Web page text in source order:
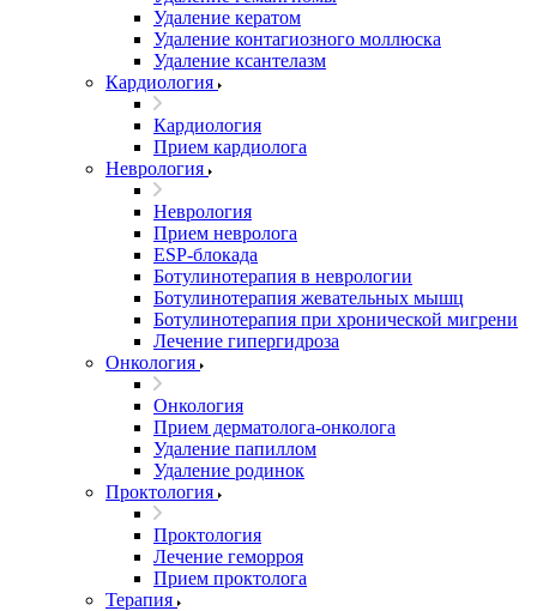
Удаление кератом
Удаление контагиозного моллюска
Удаление ксантелазм
Кардиология
Кардиология
Прием кардиолога
Неврология
Неврология
Прием невролога
ESP-блокада
Ботулинотерапия в неврологии
Ботулинотерапия жевательных мышц
Ботулинотерапия при хронической мигрени
Лечение гипергидроза
Онкология
Онкология
Прием дерматолога-онколога
Удаление папиллом
Удаление родинок
Проктология
Проктология
Лечение геморроя
Прием проктолога
Терапия